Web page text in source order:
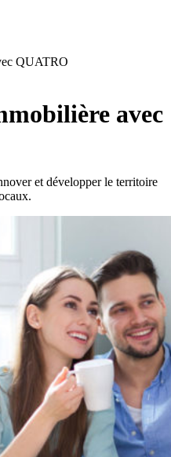
QUATRO
avec
et développer le territoire